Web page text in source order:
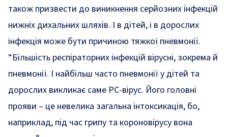
також призвести до виникнення серйозних інфекцій
нижніх дихальних шляхів. І в дітей, і в дорослих
інфекція може бути причиною тяжкої пневмонії.
“Більшість респіраторних інфекцій вірусні, зокрема й
пневмонії. І найбільш часто пневмонії у дітей та
дорослих викликає саме РС-вірус. Його головні
прояви – це невелика загальна інтоксикація, бо,
наприклад, під час грипу та короновірусу вона